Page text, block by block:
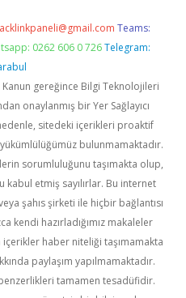
Teams:
0262 606 0 726 Telegram:
Kanun gereğince Bilgi Teknolojileri
onaylanmış bir Yer Sağlayıcı
sitedeki içerikleri proaktif
bulunmamaktadır.
sorumluluğunu taşımakta olup,
etmiş sayılırlar. Bu internet
şahıs şirketi ile hiçbir bağlantısı
kendi hazırladığımız makaleler
haber niteliği taşımamakta
paylaşım yapılmamaktadır.
tamamen tesadüfidir.